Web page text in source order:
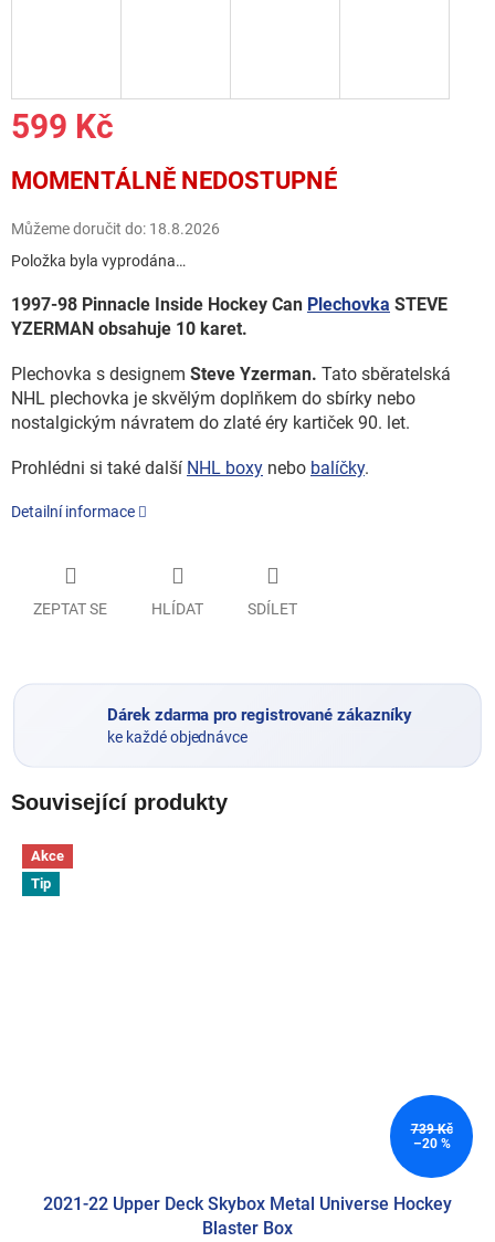
599 Kč
cena:
MOMENTÁLNĚ NEDOSTUPNÉ
Můžeme doručit do: 18.8.2026
Položka byla vyprodána…
1997-98 Pinnacle Inside Hockey Can Plechovka STEVE
YZERMAN obsahuje 10 karet.
Plechovka s designem Steve Yzerman. Tato sběratelská
NHL plechovka je skvělým doplňkem do sbírky nebo
nostalgickým návratem do zlaté éry kartiček 90. let.
Prohlédni si také další NHL boxy nebo balíčky.
Detailní informace
ZEPTAT SE HLÍDAT SDÍLET
Dárek zdarma pro registrované zákazníky
ke každé objednávce
Související produkty
Akce
Tip
739 Kč
–20 %
2021-22 Upper Deck Skybox Metal Universe Hockey
Blaster Box